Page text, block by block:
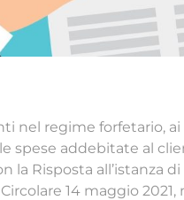
nel regime forfetario,
spese addebitate al
la Risposta all’istanza
14 maggio 2021,